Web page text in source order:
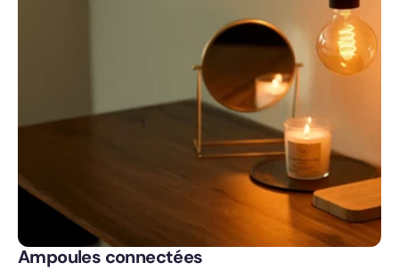
Ampoules connectées